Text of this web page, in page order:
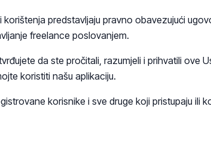
predstavljaju pravno obavezujući
freelance poslovanjem.
da ste pročitali, razumjeli i prihvatili ove
koristiti našu aplikaciju.
korisnike i sve druge koji pristupaju ili